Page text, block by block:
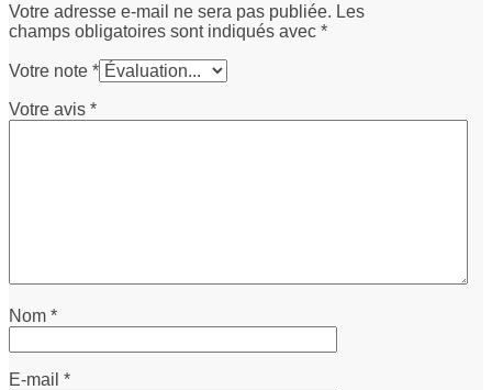
Votre adresse e-mail ne sera pas publiée. Les
champs obligatoires sont indiqués avec *
Votre note *
Votre avis *
Nom *
E-mail *